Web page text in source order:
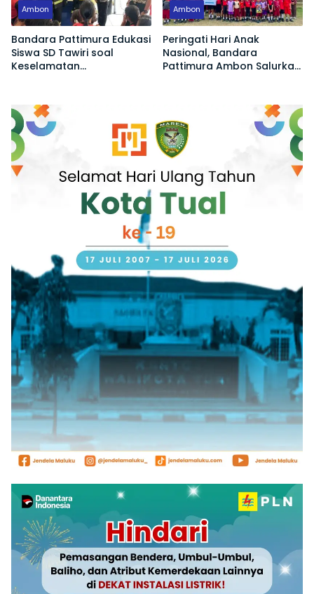
Ambon
Bandara Pattimura Edukasi
Siswa SD Tawiri soal
Keselamatan
KKOP
Ambon
Peringati Hari Anak
Nasional, Bandara
Pattimura Ambon Salurkan